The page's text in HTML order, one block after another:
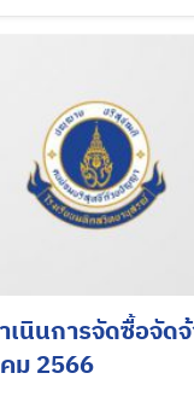
นินการจัดซื้อจัด
ม 2566